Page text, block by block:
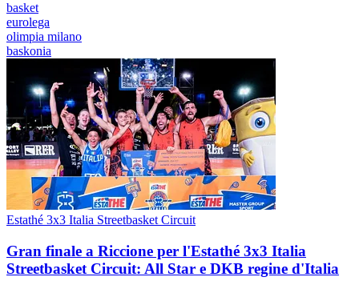
basket
eurolega
olimpia milano
baskonia
Estathé 3x3 Italia Streetbasket Circuit
Gran finale a Riccione per l'Estathé 3x3 Italia
Streetbasket Circuit: All Star e DKB regine d'Italia